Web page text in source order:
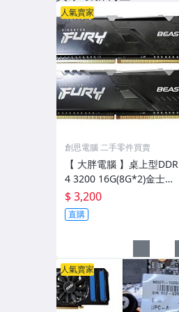
人氣賣家
創思電腦 二手零件買賣
【 大胖電腦 】桌上型DDR
4 3200 16G(8G*2)金士頓
RGB記憶體2入組(KF432C
16BBAK2/16) 終生保固/
直購價3200元
$ 3,200
直購
人氣賣家